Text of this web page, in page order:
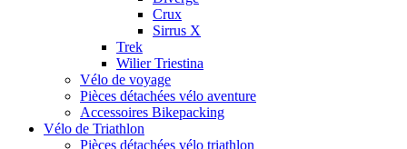
Crux
Sirrus X
Trek
Wilier Triestina
Vélo de voyage
Pièces détachées vélo aventure
Accessoires Bikepacking
Vélo de Triathlon
Pièces détachées vélo triathlon